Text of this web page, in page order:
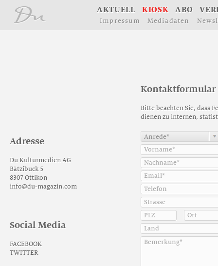
AKTUELL KIOSK ABO VER
I m p ressu m Med iad aten Newsl
Kontaktformular
Bitte beachten Sie, dass
dienen zu internen,
Adresse
Du Kulturmedien AG
Bätzibuck 5
8307 Ottikon
info@du-magazin.com
Social Media
FACEBOOK
TWITTER